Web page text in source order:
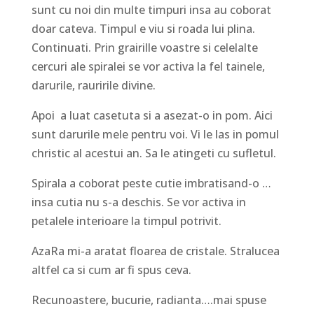
sunt cu noi din multe timpuri insa au coborat
doar cateva. Timpul e viu si roada lui plina.
Continuati. Prin grairille voastre si celelalte
cercuri ale spiralei se vor activa la fel tainele,
darurile, rauririle divine.
Apoi a luat casetuta si a asezat-o in pom. Aici
sunt darurile mele pentru voi. Vi le las in pomul
christic al acestui an. Sa le atingeti cu sufletul.
Spirala a coborat peste cutie imbratisand-o …
insa cutia nu s-a deschis. Se vor activa in
petalele interioare la timpul potrivit.
AzaRa mi-a aratat floarea de cristale. Stralucea
altfel ca si cum ar fi spus ceva.
Recunoastere, bucurie, radianta….mai spuse